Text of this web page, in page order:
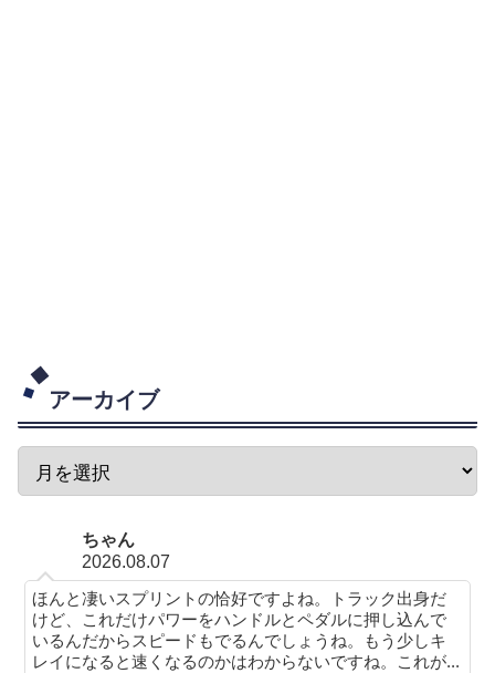
アーカイブ
ちゃん
2026.08.07
ほんと凄いスプリントの恰好ですよね。トラック出身だ
けど、これだけパワーをハンドルとペダルに押し込んで
いるんだからスピードもでるんでしょうね。もう少しキ
レイになると速くなるのかはわからないですね。これが...